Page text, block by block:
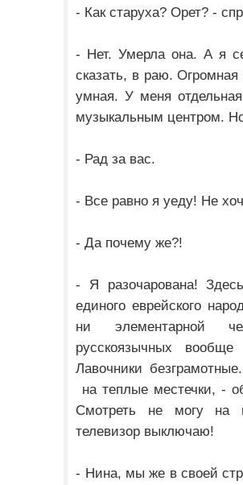
- Как старуха? Орет? -
- Нет. Умерла она. А я
сказать, в раю.
умная. У меня
музыкальным центром.
- Рад за вас.
- Все равно я уеду! Не
- Да почему же?!
- Я разочарована!
единого еврейского
ни элементарной
русскоязычных
Лавочники
на теплые местечки, -
Смотреть не могу на
телевизор выключаю!
- Нина, мы же в своей